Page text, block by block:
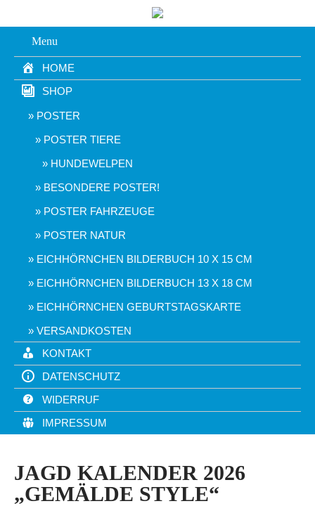
Menu
HOME
SHOP
POSTER
POSTER TIERE
HUNDEWELPEN
BESONDERE POSTER!
POSTER FAHRZEUGE
POSTER NATUR
EICHHÖRNCHEN BILDERBUCH 10 X 15 CM
EICHHÖRNCHEN BILDERBUCH 13 X 18 CM
EICHHÖRNCHEN GEBURTSTAGSKARTE
VERSANDKOSTEN
KONTAKT
DATENSCHUTZ
WIDERRUF
IMPRESSUM
JAGD KALENDER 2026
„GEMÄLDE STYLE“